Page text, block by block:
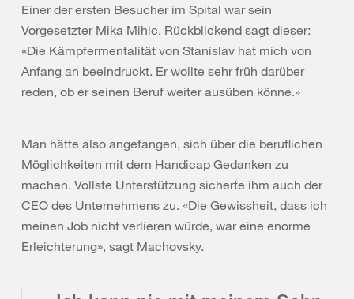
Einer der ersten Besucher im Spital war sein
Vorgesetzter Mika Mihic. Rückblickend sagt dieser:
«Die Kämpfermentalität von Stanislav hat mich von
Anfang an beeindruckt. Er wollte sehr früh darüber
reden, ob er seinen Beruf weiter ausüben könne.»
Man hätte also angefangen, sich über die beruflichen
Möglichkeiten mit dem Handicap Gedanken zu
machen. Vollste Unterstützung sicherte ihm auch der
CEO des Unternehmens zu. «Die Gewissheit, dass ich
meinen Job nicht verlieren würde, war eine enorme
Erleichterung», sagt Machovsky.